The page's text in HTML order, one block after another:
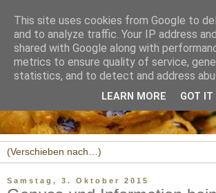
Samstag, 3. Oktober 2015
This site uses cookies from Google to
and to analyze traffic. Your IP address
shared with Google along with
metrics to ensure quality of service,
statistics, and to detect and address
LEARN MORE GOT IT